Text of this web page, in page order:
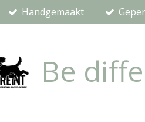
Handgemaakt
Be